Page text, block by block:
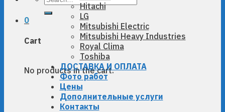
0
Cart
No products in the cart.
Hitachi
LG
Mitsubishi Electric
Mitsubishi Heavy Industries
Royal Clima
Toshiba
ДОСТАВКА И ОПЛАТА
Фото работ
Цены
Дополнительные услуги
Контакты